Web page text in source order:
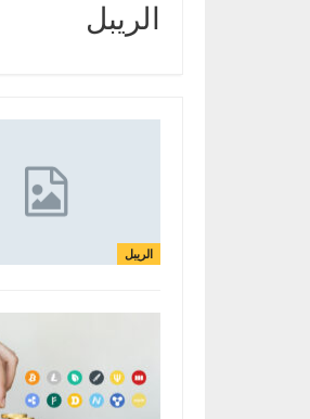
الريبل
الريبل